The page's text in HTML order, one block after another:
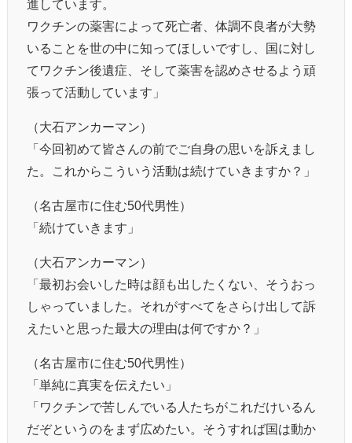
進しています。
ワクチンの薬害によって死亡者、体調不良者が大勢
いることを世の中に知ってほしいですし、国に対し
てワクチン後遺症、そして薬害を認めさせるよう頑
張って活動しています」
（大石アンカーマン）
「今回初めて皆さんの前でご自身の思いを訴えまし
た。これからこういう活動は続けていきますか？」
（名古屋市に住む50代男性）
「続けていきます」
（大石アンカーマン）
「最初お会いした時は顔も出したくない、そうおっ
しゃっていました。それがすべてをさらけ出して訴
えたいと思った最大の理由は何ですか？」
（名古屋市に住む50代男性）
「単純に真実を伝えたい」
「ワクチンで苦しんでいる人たちがこれだけいるん
だぞというのをまず広めたい。そうすれば国は動か